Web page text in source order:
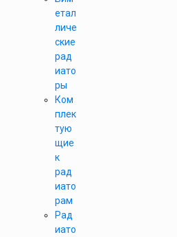
етал
личе
ские
рад
иато
ры
Ком
плек
тую
щие
к
рад
иато
рам
Рад
иато